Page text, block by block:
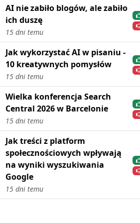
AI nie zabiło blogów, ale zabiło
ich duszę
15 dni temu
Jak wykorzystać AI w pisaniu -
10 kreatywnych pomysłów
15 dni temu
Wielka konferencja Search
Central 2026 w Barcelonie
15 dni temu
Jak treści z platform
społecznościowych wpływają
na wyniki wyszukiwania
Google
15 dni temu